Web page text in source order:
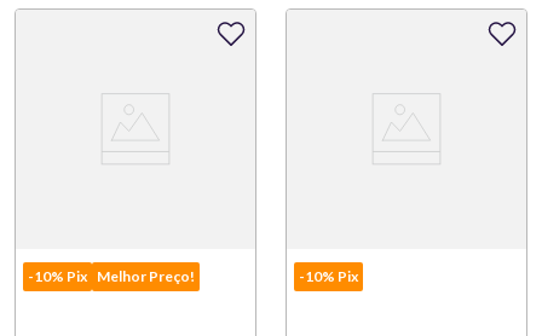
-10% Pix Melhor Preço! -10% Pix